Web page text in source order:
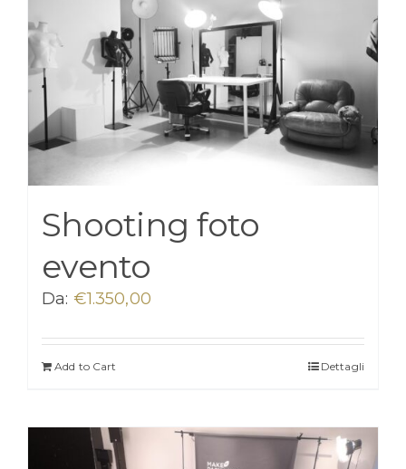
Shooting foto
evento
Da: €1.350,00
Add to Cart Dettagli